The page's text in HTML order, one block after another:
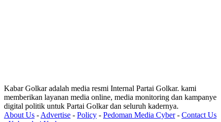
Kabar Golkar adalah media resmi Internal Partai Golkar. kami
memberikan layanan media online, media monitoring dan kampanye
digital politik untuk Partai Golkar dan seluruh kadernya.
About Us - Advertise - Policy - Pedoman Media Cyber- Contact Us